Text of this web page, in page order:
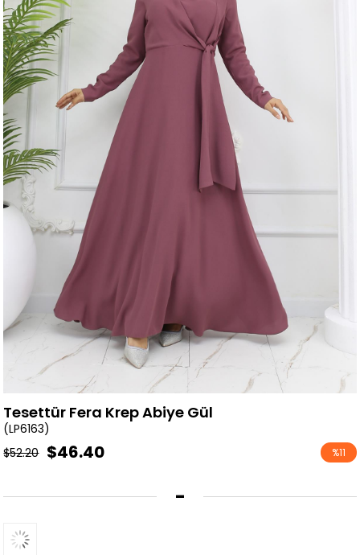
Tesettür Fera Krep Abiye Gül
(LP6163)
%11
$52.20 $46.40
-